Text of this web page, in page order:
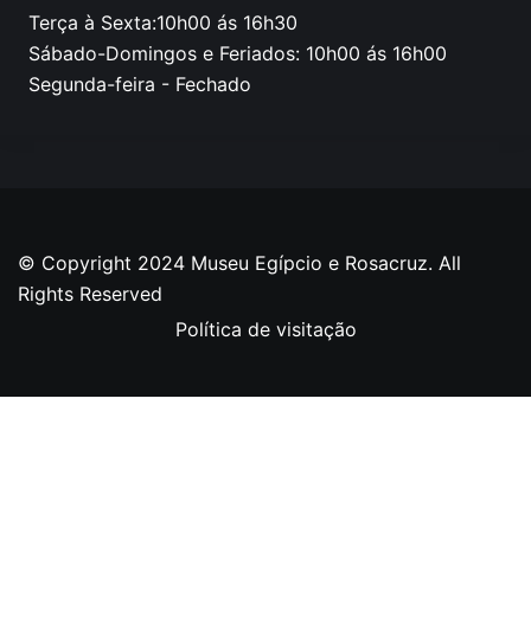
Terça à Sexta:10h00 ás 16h30
Sábado-Domingos e Feriados: 10h00 ás 16h00
Segunda-feira - Fechado
© Copyright 2024 Museu Egípcio e Rosacruz. All
Rights Reserved
Política de visitação